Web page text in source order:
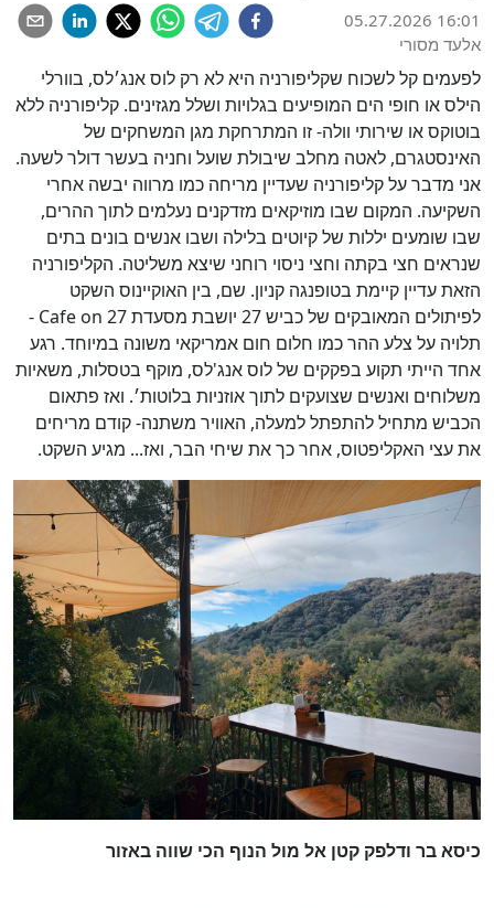
05.27.2026 16:01
אלעד מסורי
לפעמים קל לשכוח שקליפורניה היא לא רק לוס אנג׳לס, בוורלי
הילס או חופי הים המופיעים בגלויות ושלל מגזינים. קליפורניה ללא
בוטוקס או שירותי וולה- זו המתרחקת מגן המשחקים של
האינסטגרם, לאטה מחלב שיבולת שועל וחניה בעשר דולר לשעה.
אני מדבר על קליפורניה שעדיין מריחה כמו מרווה יבשה אחרי
השקיעה. המקום שבו מוזיקאים מזדקנים נעלמים לתוך ההרים,
שבו שומעים יללות של קיוטים בלילה ושבו אנשים בונים בתים
שנראים חצי בקתה וחצי ניסוי רוחני שיצא משליטה. הקליפורניה
הזאת עדיין קיימת בטופנגה קניון. שם, בין האוקיינוס השקט
לפיתולים המאובקים של כביש 27 יושבת מסעדת Cafe on 27 -
תלויה על צלע ההר כמו חלום חום אמריקאי משונה במיוחד. רגע
אחד הייתי תקוע בפקקים של לוס אנג'לס, מוקף בטסלות, משאיות
משלוחים ואנשים שצועקים לתוך אוזניות בלוטות׳. ואז פתאום
הכביש מתחיל להתפתל למעלה, האוויר משתנה- קודם מריחים
את עצי האקליפטוס, אחר כך את שיחי הבר, ואז... מגיע השקט.
כיסא בר ודלפק קטן אל מול הנוף הכי שווה באזור